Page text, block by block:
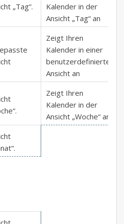
„Tag“.
Kalender in der
Ansicht „Tag“ an
Zeigt Ihren
Kalender in einer
benutzerdefinierten
Ansicht an
Zeigt Ihren
Kalender in der
Ansicht „Woche“ an